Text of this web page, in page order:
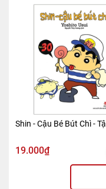
Shin - Cậu Bé Bút Chì -
19.000₫